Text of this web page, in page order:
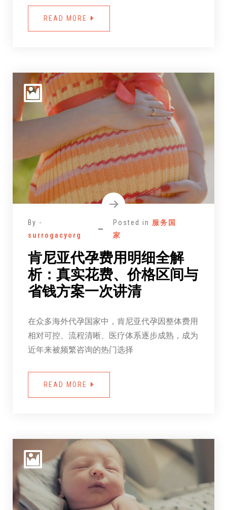
READ MORE
By -
surrogacyorg
Posted in 服务国
家
肯尼亚代孕费用明细全解
析：真实花费、价格区间与
省钱方案一次讲清
在众多海外代孕国家中，肯尼亚代孕因整体费用
相对可控、流程清晰、医疗体系逐步成熟，成为
近年来被频繁咨询的热门选择
READ MORE